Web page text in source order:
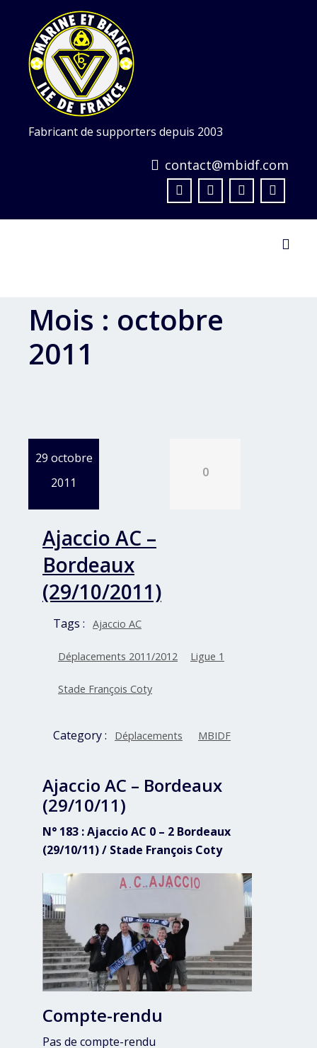
content
Fabricant de supporters depuis 2003
contact@mbidf.com
Mois : octobre
2011
29 octobre
2011
0
Ajaccio AC –
Bordeaux
(29/10/2011)
Tags : Ajaccio AC
Déplacements 2011/2012 Ligue 1
Stade François Coty
Category : Déplacements MBIDF
Ajaccio AC – Bordeaux
(29/10/11)
N° 183 : Ajaccio AC 0 – 2 Bordeaux
(29/10/11) / Stade François Coty
Compte-rendu
Pas de compte-rendu